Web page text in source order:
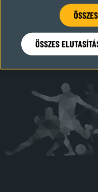
ÖSSZES